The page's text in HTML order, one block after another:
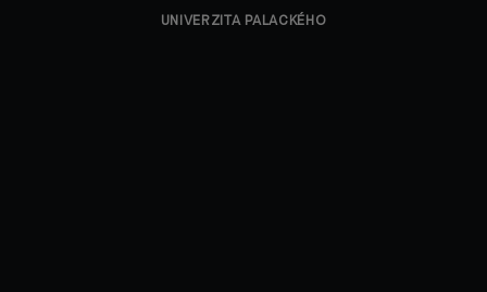
UNIVERZITA PALACKÉHO